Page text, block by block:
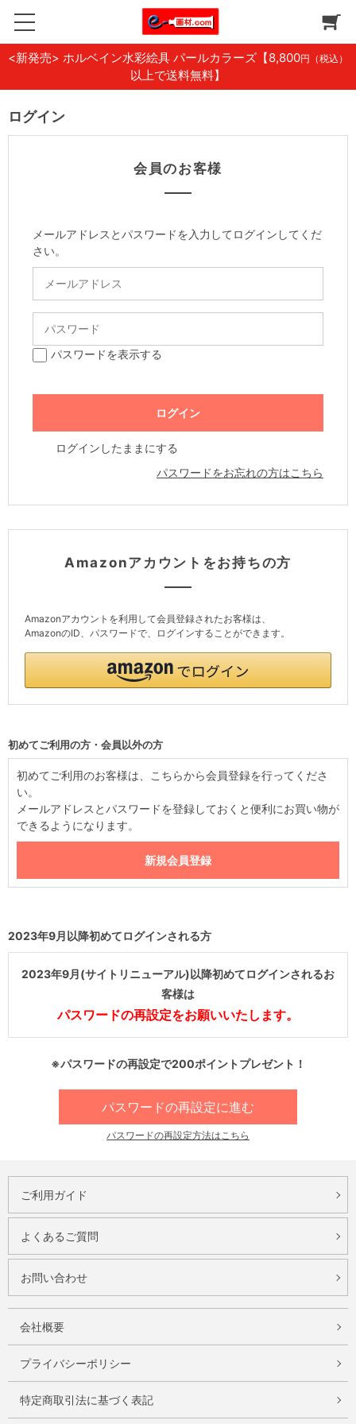
<新発売> ホルベイン水彩絵具 パールカラーズ 【8,800円（税込）
以上で送料無料】
ログイン
会員のお客様
メールアドレスとパスワードを入力してログインしてくだ
さい。
パスワードを表示する
ログインしたままにする
パスワードをお忘れの方はこちら
Amazonアカウントをお持ちの方
Amazonアカウントを利用して会員登録されたお客様は、
AmazonのID、パスワードで、ログインすることができます。
初めてご利用の方・会員以外の方
初めてご利用のお客様は、こちらから会員登録を行ってくださ
い。
メールアドレスとパスワードを登録しておくと便利にお買い物が
できるようになります。
2023年9月以降初めてログインされる方
2023年9月(サイトリニューアル)以降初めてログインされるお
客様は
パスワードの再設定をお願いいたします。
※パスワードの再設定で200ポイントプレゼント！
パスワードの再設定に進む
パスワードの再設定方法はこちら
ご利用ガイド
よくあるご質問
お問い合わせ
会社概要
プライバシーポリシー
特定商取引法に基づく表記